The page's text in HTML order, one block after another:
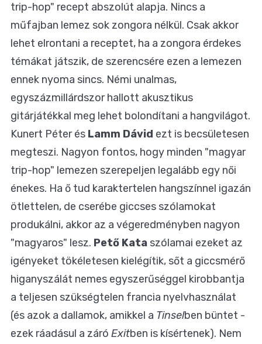
trip-hop" recept abszolút alapja. Nincs a
műfajban lemez sok zongora nélkül. Csak akkor
lehet elrontani a receptet, ha a zongora érdekes
témákat játszik, de szerencsére ezen a lemezen
ennek nyoma sincs. Némi unalmas,
egyszázmillárdszor hallott akusztikus
gitárjátékkal meg lehet bolondítani a hangvilágot.
Kunert Péter és Lamm Dávid ezt is becsületesen
megteszi. Nagyon fontos, hogy minden "magyar
trip-hop" lemezen szerepeljen legalább egy női
énekes. Ha ő tud karaktertelen hangszínnel igazán
ötlettelen, de cserébe giccses szólamokat
produkálni, akkor az a végeredményben nagyon
"magyaros" lesz. Pető Kata szólamai ezeket az
igényeket tökéletesen kielégítik, sőt a giccsmérő
higanyszálát nemes egyszerűséggel kirobbantja
a teljesen szükségtelen francia nyelvhasználat
(és azok a dallamok, amikkel a Tinselben büntet -
ezek ráadásul a záró Exitben is kísértenek). Nem